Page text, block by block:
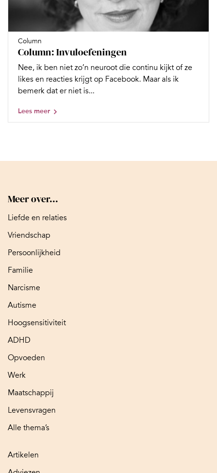
Column
Column: Invuloefeningen
Nee, ik ben niet zo’n neuroot die continu kijkt of ze
likes en reacties krijgt op Facebook. Maar als ik
bemerk dat er niet is...
Lees meer
Meer over...
Liefde en relaties
Vriendschap
Persoonlijkheid
Familie
Narcisme
Autisme
Hoogsensitiviteit
ADHD
Opvoeden
Werk
Maatschappij
Levensvragen
Alle thema’s
Artikelen